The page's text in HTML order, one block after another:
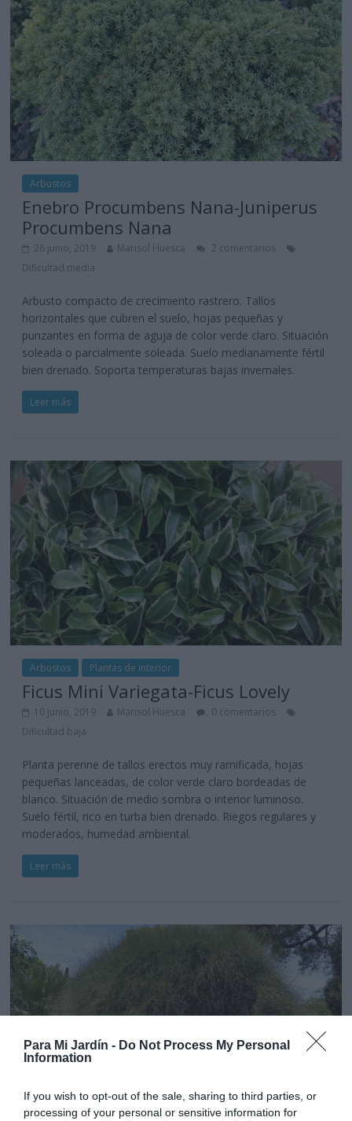
Para Mi Jardín - Do Not Process My Personal
Information
If you wish to opt-out of the sale, sharing to third parties, or
processing of your personal or sensitive information for
Arbustos
Enebro Procumbens Nana-Juniperus
Procumbens Nana
26 junio, 2019 Marisol Huesca
2 comentarios
Dificultad media
Arbusto compacto de crecimiento rastrero. Tallos
horizontales que cubren el suelo, hojas pequeñas y
punzantes en forma de aguja de color verde claro. Situación
soleada o parcialmente soleada. Suelo medianamente fértil
bien drenado. Soporta temperaturas bajas invernales.
Leer más
Arbustos Plantas de interior
Ficus Mini Variegata-Ficus Lovely
10 junio, 2019 Marisol Huesca
0 comentarios
Dificultad baja
Planta perenne de tallos erectos muy ramificada, hojas
pequeñas lanceadas, de color verde claro bordeadas de
blanco. Situación de medio sombra o interior luminoso.
Suelo fértil, rico en turba bien drenado. Riegos regulares y
moderados, humedad ambiental.
Leer más